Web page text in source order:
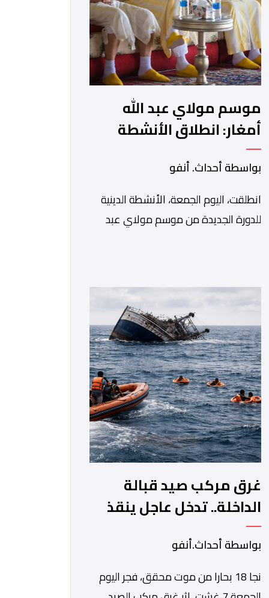
موسم مولاي عبد الله
أمغار: انطلاق الأنشطة
الدينية في أجواء من
الخشوع الروحي
بواسطة أحداث. أنفو
انطلقت، اليوم الجمعة، الأنشطة الدينية
للدورة الجديدة من موسم مولاي عبد
الإقليمي للجديدة، ورئيس المجلس
العلمي المحلي للجديدة، وذلك بحضور
شخصيات مدنية وعسكرية ودينية. وجرت
مراسيم افتتاح فعاليات الموسم بالخيمة
الرسمية، حيث أُلقيت كلمات كل من رئيس
المجلس […]
غرق مركب صيد قبالة
الداخلة.. تدخل عاجل ينقذ
18 بحارا من الموت
بواسطة أحداث.أنفو
نجا 18 بحارا من موت محقق، فجر اليوم